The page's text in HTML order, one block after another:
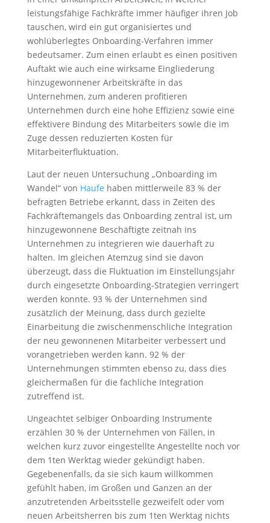
leistungsfähige Fachkräfte immer häufiger ihren Job
tauschen, wird ein gut organisiertes und
wohlüberlegtes Onboarding-Verfahren immer
bedeutsamer. Zum einen erlaubt es einen positiven
Auftakt wie auch eine wirksame Eingliederung
hinzugewonnener Arbeitskräfte in das
Unternehmen, zum anderen profitieren
Unternehmen durch eine hohe Effizienz sowie eine
effektivere Bindung des Mitarbeiters sowie die im
Zuge dessen reduzierten Kosten für
Mitarbeiterfluktuation.
Laut der neuen Untersuchung „Onboarding im
Wandel“ von Haufe haben mittlerweile 83 % der
befragten Betriebe erkannt, dass in Zeiten des
Fachkräftemangels das Onboarding zentral ist, um
hinzugewonnene Beschäftigte zeitnah ins
Unternehmen zu integrieren wie dauerhaft zu
halten. Im gleichen Atemzug sind sie davon
überzeugt, dass die Fluktuation im Einstellungsjahr
durch eingesetzte Onboarding-Strategien verringert
werden konnte. 93 % der Unternehmen sind
zusätzlich der Meinung, dass durch gezielte
Einarbeitung die zwischenmenschliche Integration
der neu gewonnenen Mitarbeiter verbessert und
vorangetrieben werden kann. 92 % der
Unternehmungen stimmten ebenso zu, dass dies
gleichermaßen für die fachliche Integration
zutreffend ist.
Ungeachtet selbiger Onboarding Instrumente
erzählen 30 % der Unternehmen von Fällen, in
welchen kurz zuvor eingestellte Angestellte noch vor
dem 1ten Werktag wieder gekündigt haben.
Gegebenenfalls, da sie sich kaum willkommen
gefühlt haben, im Großen und Ganzen an der
anzutretenden Arbeitsstelle gezweifelt oder vom
neuen Arbeitsherren bis zum 1ten Werktag nichts